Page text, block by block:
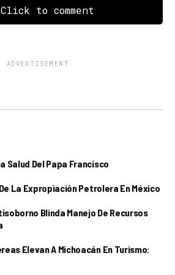
Click to comment
ADVERTISEMENT
Salud Del Papa Francisco
La Expropiación Petrolera En México
Blinda Manejo De Recursos
Elevan A Michoacán En Turismo: